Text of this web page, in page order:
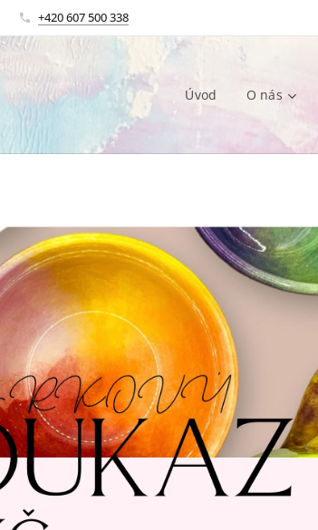
+420 607 500 338
Úvod O nás